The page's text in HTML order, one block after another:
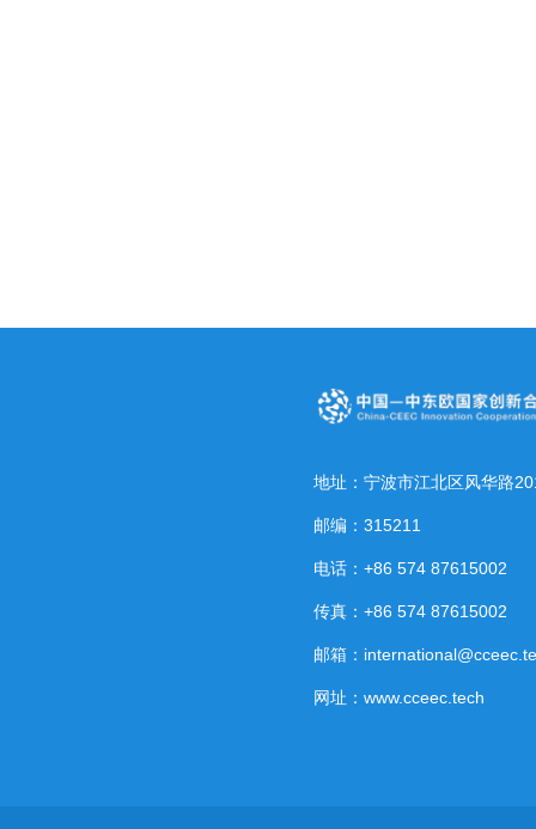
地址：宁波市江北区风华路
邮编：315211
电话：+86 574 87615002
传真：+86 574 87615002
邮箱：
网址：www.cceec.tech